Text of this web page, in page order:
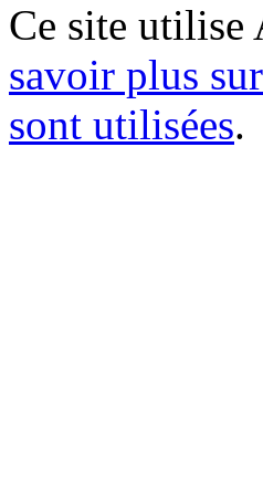
Ce site utilise
savoir plus
sont utilisées.